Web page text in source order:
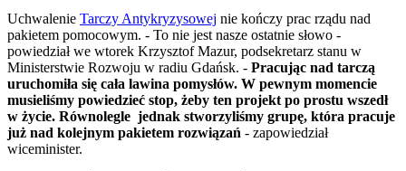
Uchwalenie Tarczy Antykryzysowej nie kończy prac rządu nad
pakietem pomocowym. - To nie jest nasze ostatnie słowo -
powiedział we wtorek Krzysztof Mazur, podsekretarz stanu w
Ministerstwie Rozwoju w radiu Gdańsk. - Pracując nad tarczą
uruchomiła się cała lawina pomysłów. W pewnym momencie
musieliśmy powiedzieć stop, żeby ten projekt po prostu wszedł
w życie. Równolegle jednak stworzyliśmy grupę, która pracuje
już nad kolejnym pakietem rozwiązań - zapowiedział
wiceminister.